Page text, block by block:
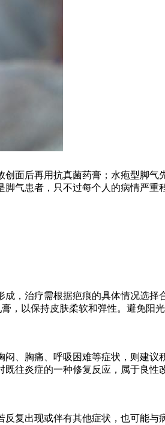
面后再用抗真菌药膏；水疱型脚气
气患者，只不过每个人的病情严重
，治疗需根据疤痕的具体情况选择
，以保持皮肤柔软和弹性。避免阳
、胸痛、呼吸困难等症状，则建议
往炎症的一种修复反应，属于良性
复出现或伴有其他症状，也可能与